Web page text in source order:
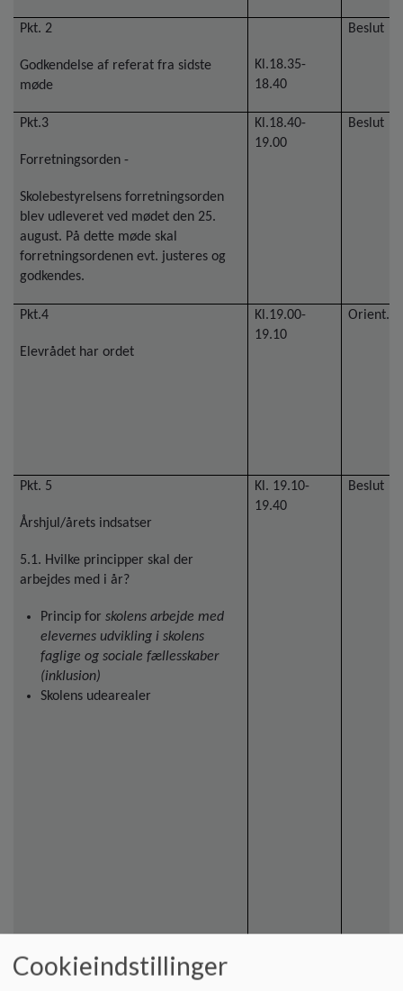
Pkt. 2
Godkendelse af referat fra sidste
møde
Kl.18.35-
18.40
Beslut
Pkt.3
Forretningsorden -
Skolebestyrelsens forretningsorden
blev udleveret ved mødet den 25.
august. På dette møde skal
forretningsordenen evt. justeres og
godkendes.
Kl.18.40-
19.00
Beslut
Pkt.4
Elevrådet har ordet
Kl.19.00-
19.10
Orient.
Pkt. 5
Årshjul/årets indsatser
5.1. Hvilke principper skal der
arbejdes med i år?
Princip for skolens arbejde med
elevernes udvikling i skolens
faglige og sociale fællesskaber
(inklusion)
Skolens udearealer
Kl. 19.10-
19.40
Beslut
Cookieindstillinger